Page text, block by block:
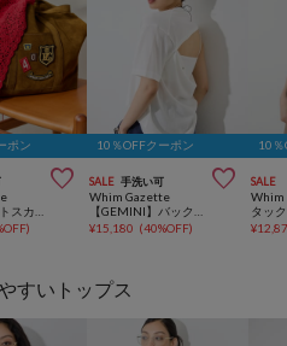
ポン

)
10％OFFクーポン
SALE 手洗い可 
Whim Gazette
¥15,180 (40%OFF)
10％
SALE
Whim
¥
すいトップス